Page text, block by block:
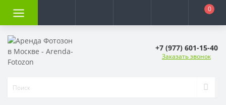
0
+7 (977) 601-15-40
Заказать звонок